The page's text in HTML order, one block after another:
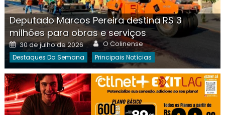
Deputado Marcos Pereira destina R$ 3
milhões para obras e serviços
Posted
on
30 de julho de 2026 Author
O Colinense
Destaques Da Semana Principais Notícias